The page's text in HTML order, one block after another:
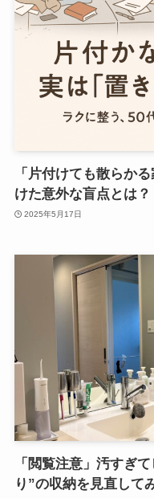
「片付けても散らか
けた意外な盲点とは？
2025年5月17日
「閲覧注意」汚すぎ
り”の収納を見直して